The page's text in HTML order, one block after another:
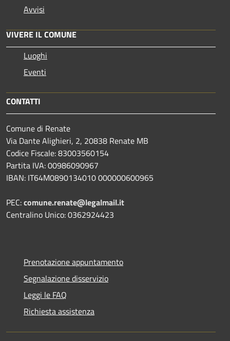
Avvisi
VIVERE IL COMUNE
Luoghi
Eventi
CONTATTI
Comune di Renate
Via Dante Alighieri, 2, 20838 Renate MB
Codice Fiscale: 83003560154
Partita IVA: 00986090967
IBAN: IT64M0890134010 000000600965
PEC:comune.renate@legalmail.it
Centralino Unico: 0362924423
Prenotazione appuntamento
Segnalazione disservizio
Leggi le FAQ
Richiesta assistenza